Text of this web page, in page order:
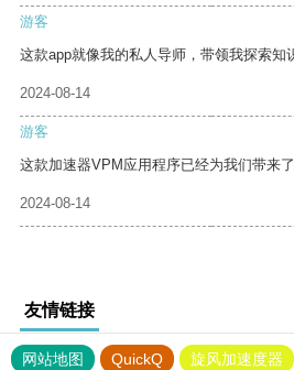
游客
这款app就像我的私人导师，带领我探索知
2024-08-14
游客
这款加速器VPM应用程序已经为我们带来
2024-08-14
友情链接
网站地图 QuickQ 旋风加速度器